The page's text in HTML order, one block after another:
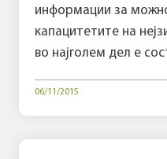
информации за
капацитетите на
во најголем дел е
06/11/2015